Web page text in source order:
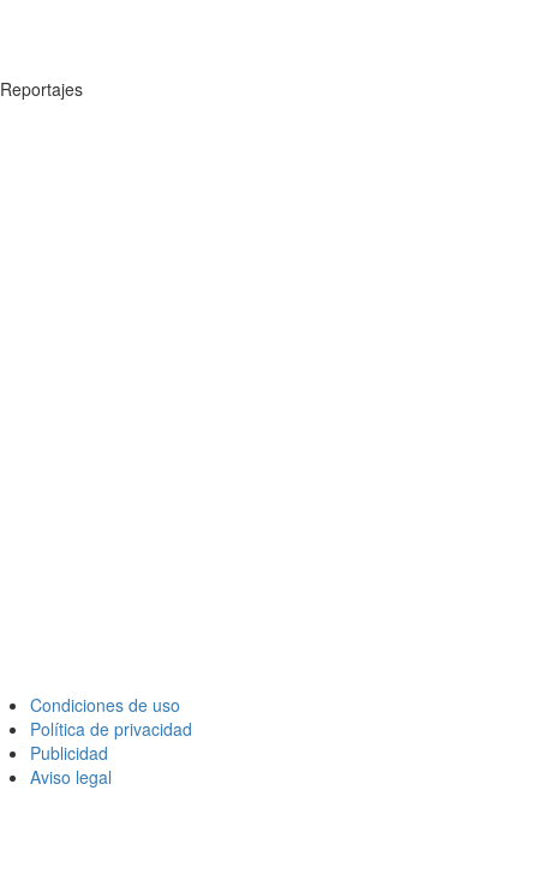
Reportajes
Condiciones de uso
Política de privacidad
Publicidad
Aviso legal